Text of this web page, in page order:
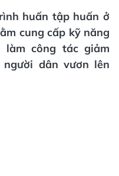
huấn tập huấn ở
cung cấp kỹ năng
công tác giảm
dân vươn lên